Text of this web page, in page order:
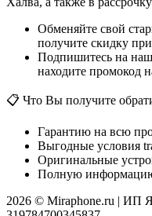
Обменяйте свой
получите скидку
Подпишитесь на
находите промокод
📋 Что Вы получите
Гарантию на всю
Выгодные условия
Оригинальные
Полную
2026 © Miraphone.ru |